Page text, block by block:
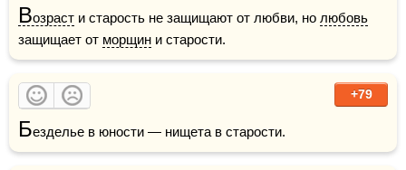
Возраст и старость не защищают от любви, но любовь
защищает от морщин и старости.
+79
Безделье в юности — нищета в старости.